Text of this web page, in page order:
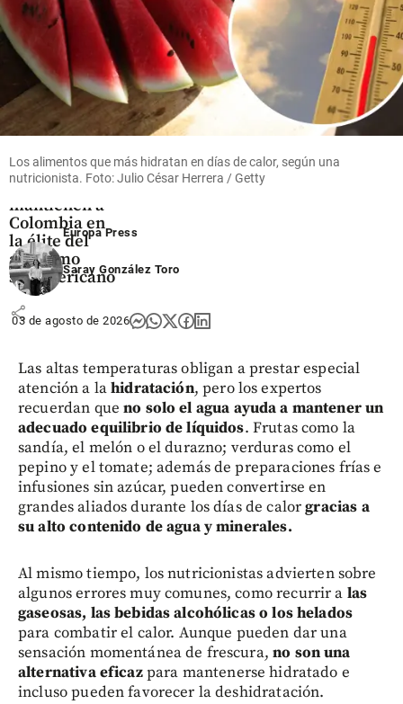
share
Los récords
que
mantienen a
Colombia en
la élite del
atletismo
suramericano
share
Los alimentos que más hidratan en días de calor, según una
nutricionista. Foto: Julio César Herrera / Getty
Europa Press
Saray González Toro
03 de agosto de 2026
Las altas temperaturas obligan a prestar especial
atención a lahidratación, pero los expertos
recuerdan queno solo el agua ayuda a mantener un
adecuado equilibrio de líquidos. Frutas como la
sandía, el melón o el durazno; verduras como el
pepino y el tomate; además de preparaciones frías e
infusiones sin azúcar, pueden convertirse en
grandes aliados durante los días de calorgracias a
su alto contenido de agua y minerales.
Al mismo tiempo, los nutricionistas advierten sobre
algunos errores muy comunes, como recurrir a las
gaseosas, las bebidas alcohólicas o los helados
para combatir el calor. Aunque pueden dar una
sensación momentánea de frescura,no son una
alternativa eficazpara mantenerse hidratado e
incluso pueden favorecer la deshidratación.